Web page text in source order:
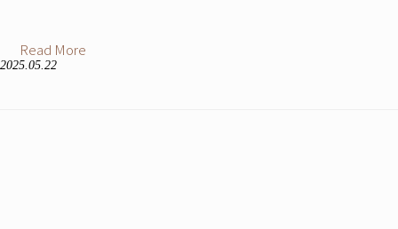
2025.05.22
Read More